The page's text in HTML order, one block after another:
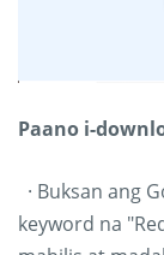
Paano i-
· Buksan ang
keyword na